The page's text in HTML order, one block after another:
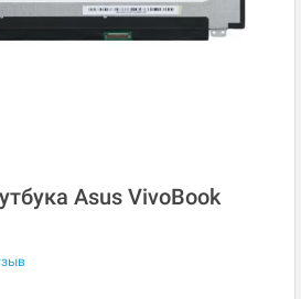
Asus VivoBook